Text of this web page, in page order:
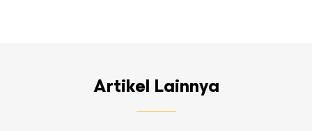
Artikel Lainnya